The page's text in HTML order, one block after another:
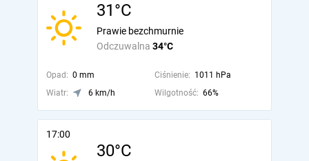
31°C
Odczuwalna 34°C
Prawie bezchmurnie
Opad: 0 mm Ciśnienie: 1011 hPa
Wiatr:
6 km/h Wilgotność: 66%
17:00
30°C